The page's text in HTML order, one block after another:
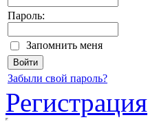
Пароль:
Запомнить меня
Забыли свой пароль?
Регистрация